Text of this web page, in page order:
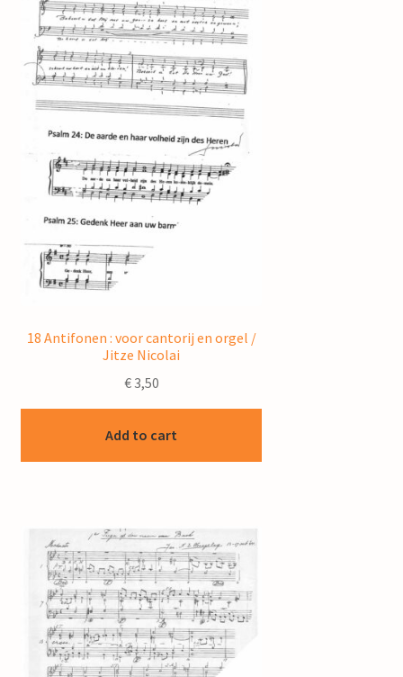
18 Antifonen : voor cantorij en orgel /
Jitze Nicolai
€3,50
Add to cart